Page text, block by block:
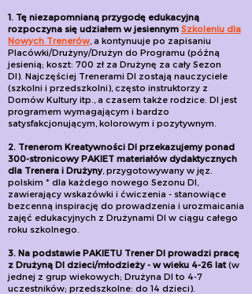
1. Tę niezapomnianą przygodę edukacyjną
rozpoczyna się udziałem w jesiennym Szkoleniu dla
Nowych Trenerów, a kontynuuje po zapisaniu
Placówki/Drużyny/Drużyn do Programu (późną
jesienią; koszt: 700 zł za Drużynę za cały Sezon
DI) Najczęściej Trenerami DI zostają nauczyciele
(szkolni i przedszkolni), często instruktorzy z
Domów Kultury itp., a czasem także rodzice. DI jest
programem wymagającym i bardzo
satysfakcjonującym, kolorowym i pozytywnym.
2. Trenerom Kreatywności DI przekazujemy ponad
300-stronicowy PAKIET materiałów dydaktycznych
dla Trenera i Drużyny, przygotowywany w jęz.
polskim * dla każdego nowego Sezonu DI,
zawierający wskazówki i ćwiczenia - stanowiące
bezcenną inspirację do prowadzenia i urozmaicania
zajęć edukacyjnych z Drużynami DI w ciągu całego
roku szkolnego.
3. Na podstawie PAKIETU Trener DI prowadzi pracę
z Drużyną DI dzieci/młodzieży - w wieku 4-26 lat(w
jednej z grup wiekowych; Drużyna DI to 4-7
uczestników; przedszkolne: do 14 dzieci).